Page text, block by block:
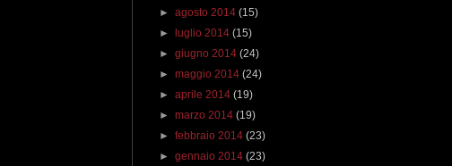
►agosto 2014(15)
►
luglio 2014(15)
►giugno 2014(24)
►maggio 2014(24)
►aprile 2014(19)
►marzo 2014(19)
►febbraio 2014(23)
►gennaio 2014(23)